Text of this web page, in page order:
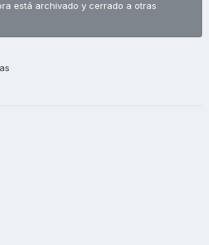
está archivado y cerrado a otras